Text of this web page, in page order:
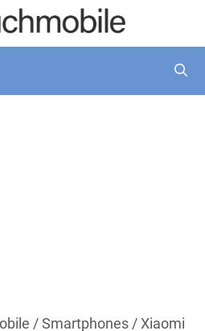
/Smartphones/Xiaomi